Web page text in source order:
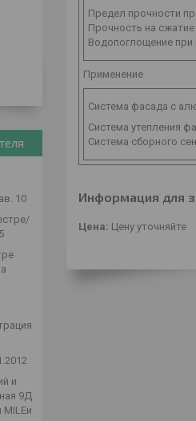
Предел прочности
Прочность на
Водопоглощение при
Применение
Система фасада с
Система утепления
Система сборного
Информация для
Цена: Цену уточняйте
10
и
9Д